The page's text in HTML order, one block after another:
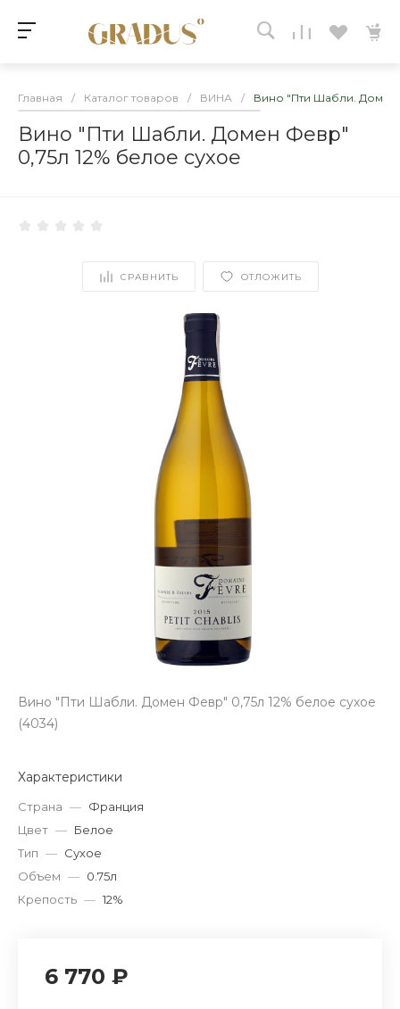
Главная / Каталог товаров / ВИНА / Вино "Пти Шабли. Домен
Вино "Пти Шабли. Домен Февр"
0,75л 12% белое сухое
СРАВНИТЬ ОТЛОЖИТЬ
Вино "Пти Шабли. Домен Февр" 0,75л 12% белое сухое
(4034)
Характеристики
Страна — Франция
Цвет — Белое
Тип — Сухое
Объем — 0.75л
Крепость — 12%
6 770 ₽